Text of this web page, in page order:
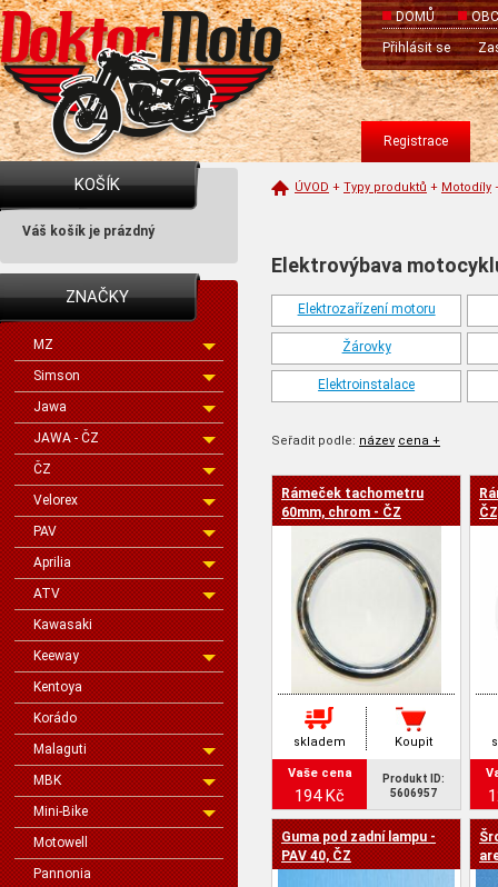
DOMŮ
Přihlásit se
Registrace
KOŠÍK
Váš košík je prázdný
ZNAČKY
MZ
Simson
Jawa
JAWA - ČZ
ČZ
Velorex
PAV
Aprilia
ATV
Kawasaki
Keeway
Kentoya
Korádo
Malaguti
MBK
Mini-Bike
Motowell
Pannonia
ÚVOD + Typy produktů + Motodíly
Elektrovýbava
Elektrozařízení motoru
Žárovky
Elektroinstalace
Seřadit podle: název cena +
cena -
Rámeček tachometru
60mm, chrom - ČZ
skladem Koupit
Vaše cena
194 Kč
Produkt ID:
5606957
Guma pod zadní lampu -
PAV 40, ČZ